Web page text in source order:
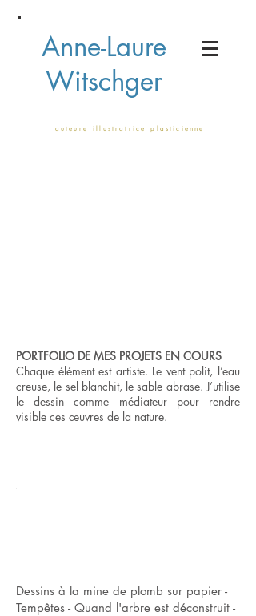
Anne-Laure
Witschger
a u t e u r e i l l u s t r a t r i c e p l a s t i c i e n n e
PORTFOLIO DE MES PROJETS EN COURS
Chaque élément est artiste. Le vent polit, l’eau
creuse, le sel blanchit, le sable abrase. J’utilise
le dessin comme médiateur pour rendre
visible ces œuvres de la nature.
Dessins à la mine de plomb sur papier -
Tempêtes - Quand l'arbre est déconstruit -